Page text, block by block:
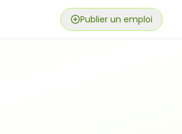
Publier un emploi